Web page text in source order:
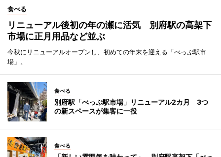
食べる
リニューアル後初の年の瀬に活気 別府駅の高架下
市場に正月用品など並ぶ
今秋にリニューアルオープンし、初めての年末を迎える「べっぷ駅市
場」。
食べる
別府駅「べっぷ駅市場」リニューアル2カ月 3つ
の新スペースが集客に一役
食べる